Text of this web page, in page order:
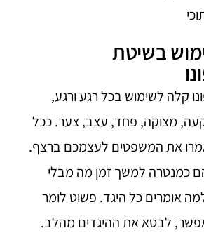
בשיטת
קלה לשימוש בכל רגע ורגע,
מצוקה, פחד, עצב, צער. ככל
את המשפטים לעצמכם ברצף.
כמנטרה למשך זמן מה מבלי
אומרים כל היגד. פשוט לומר
לבטא את ההיגדים מהלב.